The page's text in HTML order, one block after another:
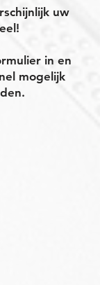
uw
in en
mogelijk